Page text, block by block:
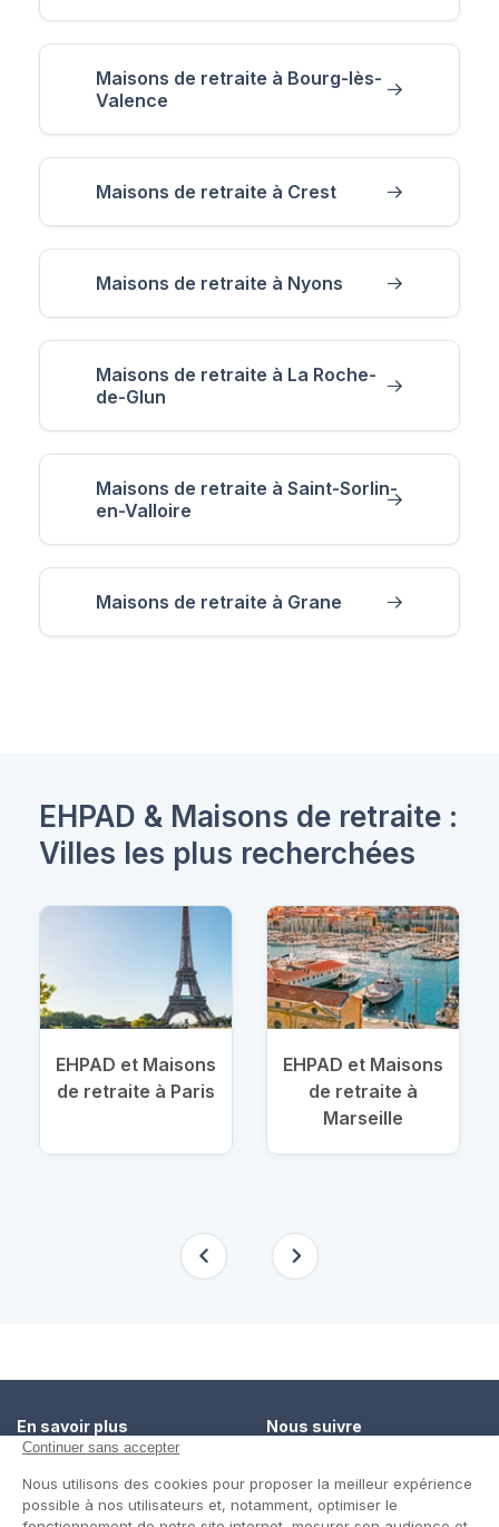
Maisons de retraite à Bourg-lès-
Valence
Maisons de retraite à Crest
Maisons de retraite à Nyons
Maisons de retraite à La Roche-
de-Glun
Maisons de retraite à Saint-Sorlin-
en-Valloire
Maisons de retraite à Grane
EHPAD & Maisons de retraite :
Villes les plus recherchées
EHPAD et Maisons
de retraite à Paris
EHPAD et Maisons
de retraite à
Marseille
En savoir plus
Un service de confiance
Contact
Nous suivre
Twitter
Blog